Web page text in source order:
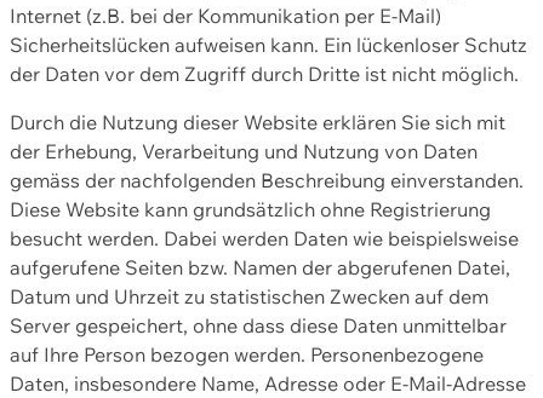
Internet (z.B. bei der Kommunikation per E-Mail)
Sicherheitslücken aufweisen kann. Ein lückenloser Schutz
der Daten vor dem Zugriff durch Dritte ist nicht möglich.
Durch die Nutzung dieser Website erklären Sie sich mit
der Erhebung, Verarbeitung und Nutzung von Daten
gemäss der nachfolgenden Beschreibung einverstanden.
Diese Website kann grundsätzlich ohne Registrierung
besucht werden. Dabei werden Daten wie beispielsweise
aufgerufene Seiten bzw. Namen der abgerufenen Datei,
Datum und Uhrzeit zu statistischen Zwecken auf dem
Server gespeichert, ohne dass diese Daten unmittelbar
auf Ihre Person bezogen werden. Personenbezogene
Daten, insbesondere Name, Adresse oder E-Mail-Adresse